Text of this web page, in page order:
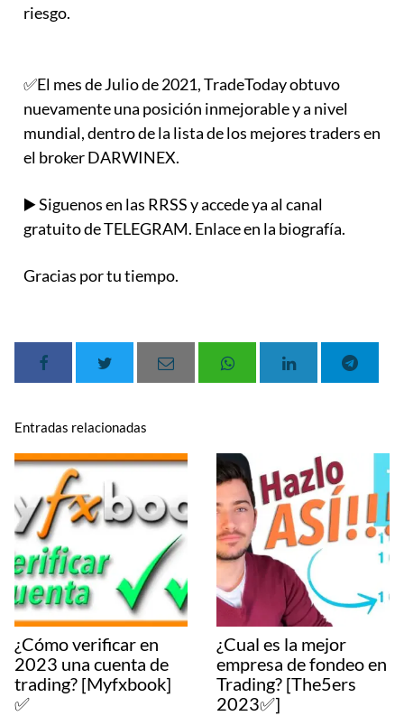
riesgo.
✅El mes de Julio de 2021, TradeToday obtuvo
nuevamente una posición inmejorable y a nivel
mundial, dentro de la lista de los mejores traders en
el broker DARWINEX.
▶️ Siguenos en las RRSS y accede ya al canal
gratuito de TELEGRAM. Enlace en la biografía.
Gracias por tu tiempo.
Entradas relacionadas
¿Cómo verificar en
2023 una cuenta de
trading? [Myfxbook]
✅
¿Cual es la mejor
empresa de fondeo en
Trading? [The5ers
2023✅]